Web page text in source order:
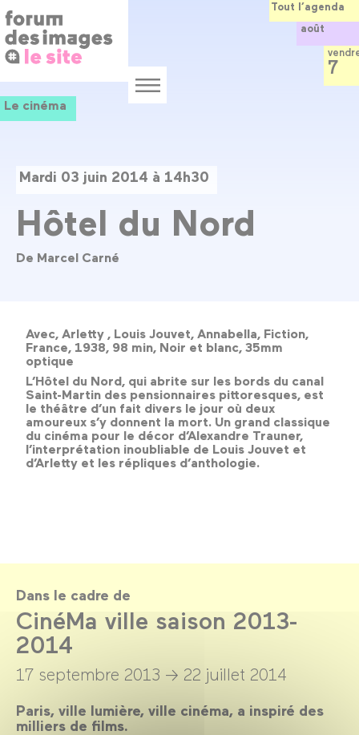
au
contenu
principal
Menu
Le cinéma
Mardi 03 juin 2014 à 14h30
Hôtel du Nord
De Marcel Carné
Avec, Arletty , Louis Jouvet, Annabella, Fiction,
France, 1938, 98 min, Noir et blanc, 35mm
optique
L’Hôtel du Nord, qui abrite sur les bords du canal
Saint-Martin des pensionnaires pittoresques, est
le théâtre d’un fait divers le jour où deux
amoureux s’y donnent la mort. Un grand classique
du cinéma pour le décor d’Alexandre Trauner,
l’interprétation inoubliable de Louis Jouvet et
d’Arletty et les répliques d’anthologie.
Dans le cadre de
CinéMa ville saison 2013-
2014
17 septembre 2013 → 22 juillet 2014
Paris, ville lumière, ville cinéma, a inspiré des
milliers de films.
Tout l’agenda
août
7